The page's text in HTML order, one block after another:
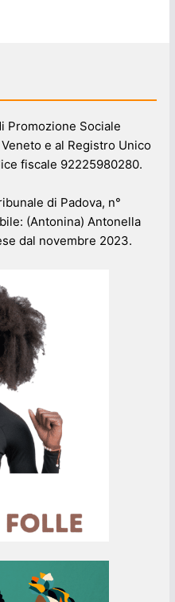
Promozione Sociale
e al Registro Unico
fiscale 92225980280.
di Padova, n°
(Antonina) Antonella
dal novembre 2023.